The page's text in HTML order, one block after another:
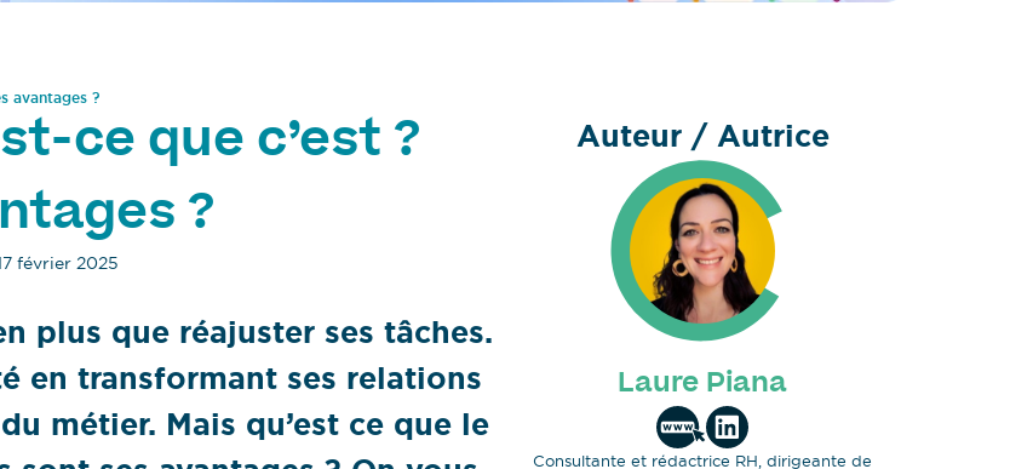
avantages ?
ce que c’est ?
?
février 2025
plus que réajuster ses tâches.
en transformant ses relations
métier. Mais qu’est ce que le
Auteur / Autrice
Laure Piana
Consultante et rédactrice RH, dirigeante de